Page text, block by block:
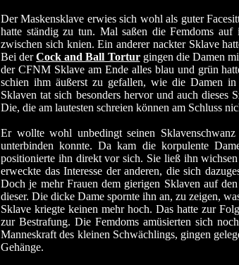
Der Maskensklave erwies sich wohl als guter
hatte ständig zu tun. Mal saßen die Femdoms
zwischen sich knien. Ein anderer nackter Sklave
Bei derCock and Ball Torturgingen die Damen
der CFNM Sklave am Ende alles blau und grün
schien ihm äußerst zu gefallen, wie die Damen
Sklaven tat sich besonders hervor und auch
Die, die am lautesten schreien können am Schluss
Er wollte wohl unbedingt seinen
unterbinden konnte. Da kam die korpulente
positionierte ihn direkt vor sich. Sie ließ ihn
erweckte das Interesse der anderen, die sich
Doch je mehr Frauen dem gierigen Sklaven auf
dieser. Die dicke Dame spornte ihn an, zu zeigen,
Sklave kriegte keinen mehr hoch. Das hatte zur
zur Bestrafung. Die Femdoms amüsierten sich
Manneskraft des kleinen Schwächlings, gingen
Gehänge.